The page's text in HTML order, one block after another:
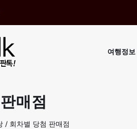
여행정보
매점
/ 회차별 당첨 판매점